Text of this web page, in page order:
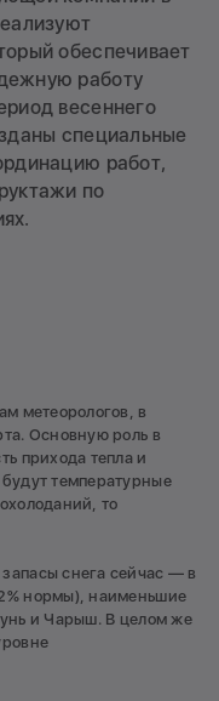
обеспечивает
работу
весеннего
специальные
работ,
по
метеорологов, в
Основную роль в
прихода тепла и
температурные
то
снега сейчас — в
нормы), наименьшие
и Чарыш. В целом же